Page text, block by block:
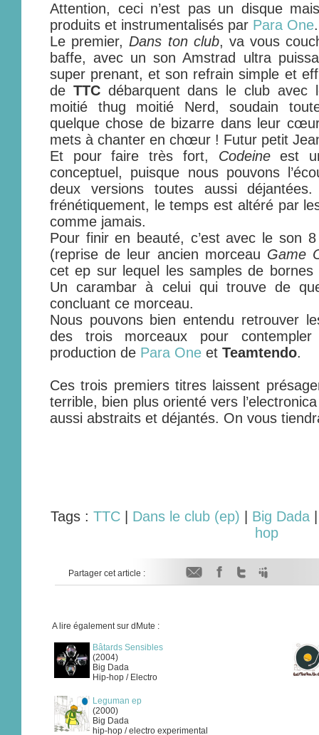
Attention, ceci n’est pas un disque
produits et instrumentalisés par Para One.
Le premier, Dans ton club, va vous
baffe, avec un son Amstrad ultra
super prenant, et son refrain simple et
de TTCdébarquent dans le club avec
moitié thug moitié Nerd, soudain
quelque chose de bizarre dans leur
mets à chanter en chœur ! Futur petit
Et pour faire très fort, Codeineest
conceptuel, puisque nous pouvons
deux versions toutes aussi déjantées.
frénétiquement, le temps est altéré par
comme jamais.
Pour finir en beauté, c’est avec le son
(reprise de leur ancien morceau Game
cet ep sur lequel les samples de bornes
Un carambar à celui qui trouve de
concluant ce morceau.
Nous pouvons bien entendu retrouver
des trois morceaux pour
production de Para One et Teamtendo.
Ces trois premiers titres laissent
terrible, bien plus orienté vers
aussi abstraits et déjantés. On vous
Tags : TTC| Dans le club (ep) Big Dada
hop
Partager cet article :
A lire également sur dMute :
Bâtards Sensibles
(2004)
Big Dada
Hip-hop / Electro
Leguman ep
(2000)
Big Dada
hip-hop / electro experimental